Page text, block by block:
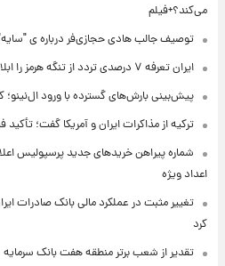
می‌کند؟+فیلم
توصیف جالب هادی حجازی‌فر درباره ی "سایه"
ایران تعرفه ۷ درصدی تردد از تنگه هرمز را ابلاغ کرد
پیش‌بینی بارش‌های گسترده با ورود ال‌نینو؛
ترکیه از مذاکرات ایران و آمریکا گفت؛
شماره پیراهن خریدهای جدید پرسپولیس
اعداد ویژه
کرد
تقدیر از شعب برتر منطقه هفت بانک سرمایه